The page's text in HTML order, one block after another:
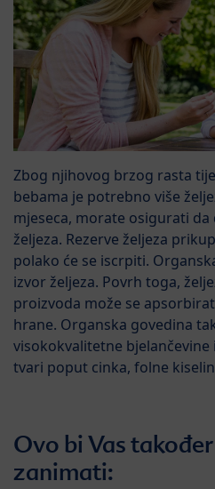
Zbog njihovog brzog rasta
bebama je potrebno više
mjeseca, morate osigurati
željeza. Rezerve željeza
polako će se iscrpiti.
izvor željeza. Povrh toga,
proizvoda može se
hrane. Organska govedina
visokokvalitetne
tvari poput cinka, folne
Ovo bi Vas
zanimati: